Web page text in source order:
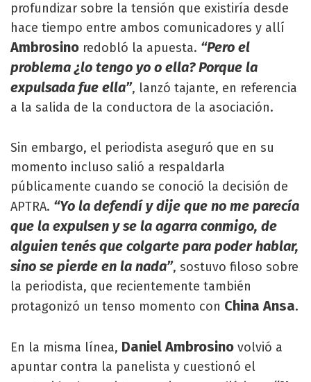
profundizar sobre la tensión que existiría desde
hace tiempo entre ambos comunicadores y allí
Ambrosino redobló la apuesta. “Pero el
problema ¿lo tengo yo o ella? Porque la
expulsada fue ella”, lanzó tajante, en referencia
a la salida de la conductora de la asociación.
Sin embargo, el periodista aseguró que en su
momento incluso salió a respaldarla
públicamente cuando se conoció la decisión de
APTRA. “Yo la defendí y dije que no me parecía
que la expulsen y se la agarra conmigo, de
alguien tenés que colgarte para poder hablar,
sino se pierde en la nada”, sostuvo filoso sobre
la periodista, que recientemente también
protagonizó un tenso momento con China Ansa.
En la misma línea, Daniel Ambrosino volvió a
apuntar contra la panelista y cuestionó el